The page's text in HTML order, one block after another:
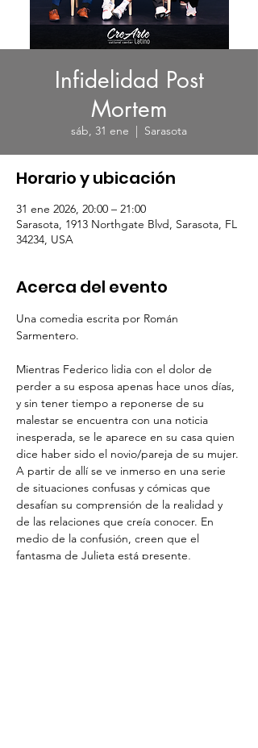
Infidelidad Post
Mortem
sáb, 31 ene
  |
Sarasota
Horario y ubicación
31 ene 2026, 20:00 – 21:00
Sarasota, 1913 Northgate Blvd, Sarasota, FL
34234, USA
Acerca del evento
Una comedia escrita por Román
Sarmentero.
Mientras Federico lidia con el dolor de
perder a su esposa apenas hace unos días,
y sin tener tiempo a reponerse de su
malestar se encuentra con una noticia
inesperada, se le aparece en su casa quien
dice haber sido el novio/pareja de su mujer.
A partir de allí se ve inmerso en una serie
de situaciones confusas y cómicas que
desafían su comprensión de la realidad y
de las relaciones que creía conocer. En
medio de la confusión, creen que el
fantasma de Julieta está presente,